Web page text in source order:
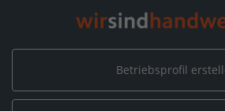
Betriebsprofil